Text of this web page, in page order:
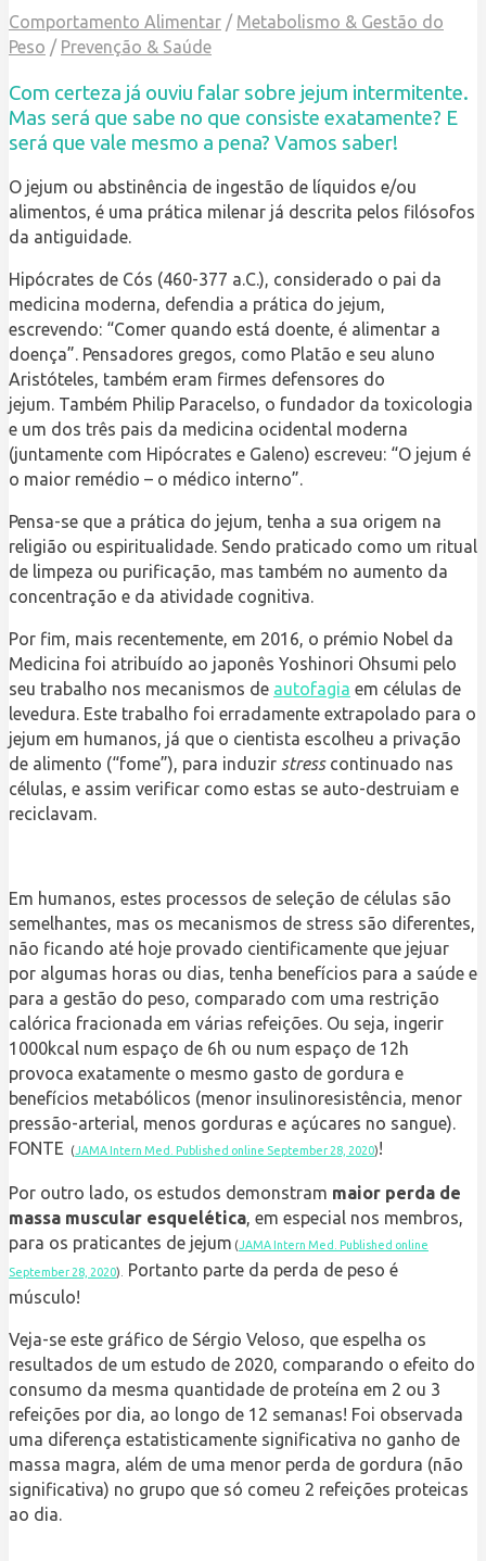
Comportamento Alimentar / Metabolismo & Gestão do
Peso / Prevenção & Saúde
Com certeza já ouviu falar sobre jejum intermitente.
Mas será que sabe no que consiste exatamente? E
será que vale mesmo a pena? Vamos saber!
O jejum ou abstinência de ingestão de líquidos e/ou
alimentos, é uma prática milenar já descrita pelos filósofos
da antiguidade.
Hipócrates de Cós (460-377 a.C.), considerado o pai da
medicina moderna, defendia a prática do jejum,
escrevendo: “Comer quando está doente, é alimentar a
doença”. Pensadores gregos, como Platão e seu aluno
Aristóteles, também eram firmes defensores do
jejum. Também Philip Paracelso, o fundador da toxicologia
e um dos três pais da medicina ocidental moderna
(juntamente com Hipócrates e Galeno) escreveu: “O jejum é
o maior remédio – o médico interno”.
Pensa-se que a prática do jejum, tenha a sua origem na
religião ou espiritualidade. Sendo praticado como um ritual
de limpeza ou purificação, mas também no aumento da
concentração e da atividade cognitiva.
Por fim, mais recentemente, em 2016, o prémio Nobel da
Medicina foi atribuído ao japonês Yoshinori Ohsumi pelo
seu trabalho nos mecanismos de autofagia em células de
levedura. Este trabalho foi erradamente extrapolado para o
jejum em humanos, já que o cientista escolheu a privação
de alimento (“fome”), para induzir stresscontinuado nas
células, e assim verificar como estas se auto-destruiam e
reciclavam.
Em humanos, estes processos de seleção de células são
semelhantes, mas os mecanismos de stress são diferentes,
não ficando até hoje provado cientificamente que jejuar
por algumas horas ou dias, tenha benefícios para a saúde e
para a gestão do peso, comparado com uma restrição
calórica fracionada em várias refeições. Ou seja, ingerir
1000kcal num espaço de 6h ou num espaço de 12h
provoca exatamente o mesmo gasto de gordura e
benefícios metabólicos (menor insulinoresistência, menor
pressão-arterial, menos gorduras e açúcares no sangue).
FONTE
(JAMA Intern Med. Published online September 28, 2020)!
Por outro lado, os estudos demonstram maior perda de
massa muscular esquelética, em especial nos membros,
para os praticantes de jejum (JAMA Intern Med. Published online
September 28, 2020).
Portanto parte da perda de peso é
músculo!
Veja-se este gráfico de Sérgio Veloso, que espelha os
resultados de um estudo de 2020, comparando o efeito do
consumo da mesma quantidade de proteína em 2 ou 3
refeições por dia, ao longo de 12 semanas! Foi observada
uma diferença estatisticamente significativa no ganho de
massa magra, além de uma menor perda de gordura (não
significativa) no grupo que só comeu 2 refeições proteicas
ao dia.